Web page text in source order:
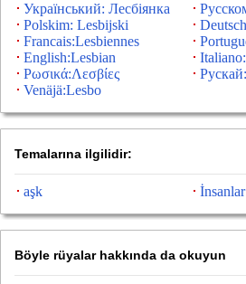
Український: Лесбіянка
Polskim: Lesbijski
Francais:Lesbiennes
English:Lesbian
Ρωσικά:Λεσβίες
Venäjä:Lesbo
Temalarına ilgilidir:
aşk
Böyle rüyalar hakkında da okuyun